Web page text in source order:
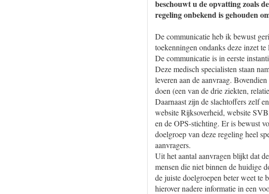
beschouwt u de opvatting zoals
regeling onbekend is gehouden
De communicatie heb ik bewust
toekenningen ondanks deze inzet
De communicatie is in eerste
Deze medisch specialisten staan
leveren aan de aanvraag.
doen (een van de drie ziekten,
Daarnaast zijn de slachtoffers zelf
website Rijksoverheid, website
en de OPS-stichting. Er is bewust
doelgroep van deze regeling heel
aanvragers.
Uit het aantal aanvragen blijkt dat
mensen die niet binnen de huidige
de juiste doelgroepen beter weet te
hierover nadere informatie in een